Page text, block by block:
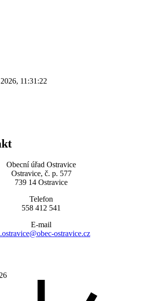
, 11:31:22
Obecní úřad Ostravice
Ostravice, č. p. 577
739 14 Ostravice
Telefon
558 412 541
E-mail
ostravice.cz